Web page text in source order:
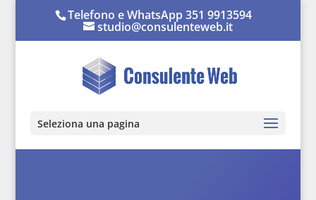
Telefono e WhatsApp 351 9913594
studio@consulenteweb.it
Seleziona una pagina